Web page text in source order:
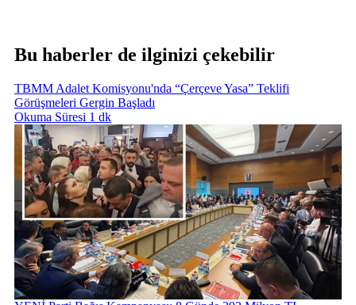
Bu haberler de ilginizi çekebilir
TBMM Adalet Komisyonu'nda “Çerçeve Yasa” Teklifi
Görüşmeleri Gergin Başladı
Okuma Süresi 1 dk